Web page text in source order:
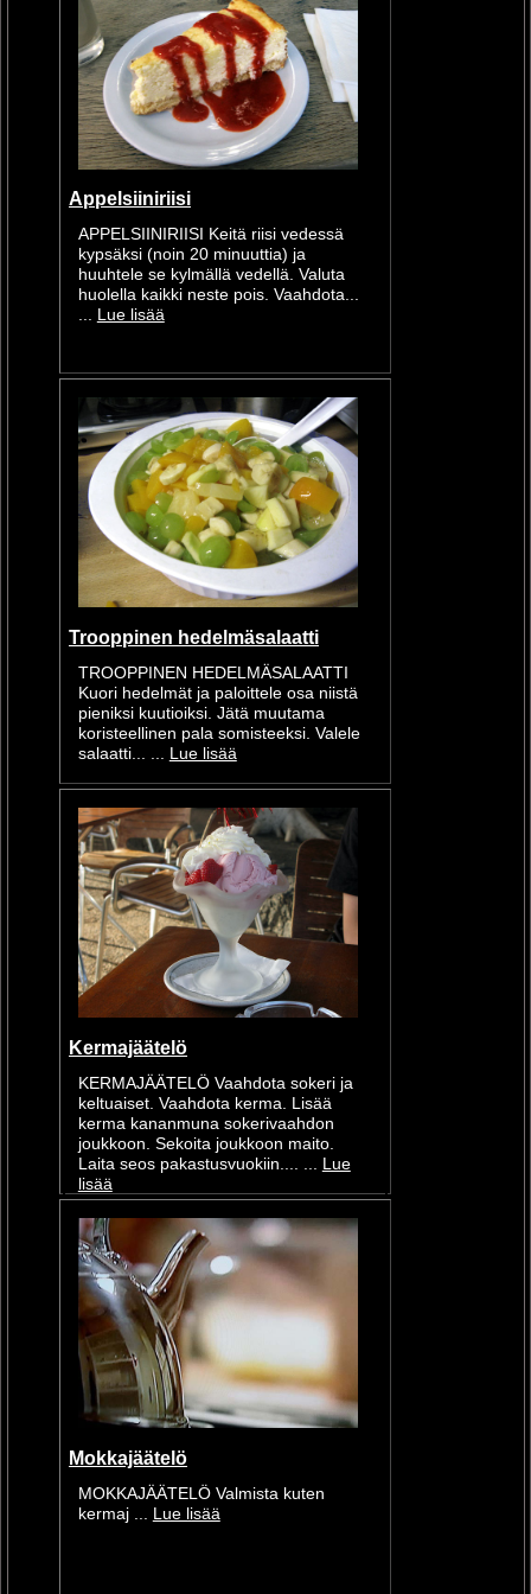
Appelsiiniriisi
APPELSIINIRIISI Keitä riisi vedessä
kypsäksi (noin 20 minuuttia) ja
huuhtele se kylmällä vedellä. Valuta
huolella kaikki neste pois. Vaahdota...
... Lue lisää
Trooppinen hedelmäsalaatti
TROOPPINEN HEDELMÄSALAATTI
Kuori hedelmät ja paloittele osa niistä
pieniksi kuutioiksi. Jätä muutama
koristeellinen pala somisteeksi. Valele
salaatti... ... Lue lisää
Kermajäätelö
KERMAJÄÄTELÖ Vaahdota sokeri ja
keltuaiset. Vaahdota kerma. Lisää
kerma kananmuna sokerivaahdon
joukkoon. Sekoita joukkoon maito.
Laita seos pakastusvuokiin.... ... Lue
lisää
Mokkajäätelö
MOKKAJÄÄTELÖ Valmista kuten
kermaj ... Lue lisää